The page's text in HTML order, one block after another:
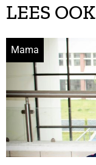
LEES OOK
Mama